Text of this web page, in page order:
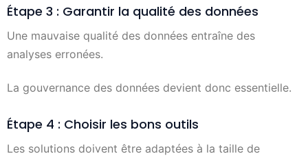
Étape 3 : Garantir la qualité des données
Une mauvaise qualité des données entraîne des
analyses erronées.
La gouvernance des données devient donc essentielle.
Étape 4 : Choisir les bons outils
Les solutions doivent être adaptées à la taille de